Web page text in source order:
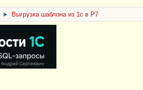
► Выгрузка шаблона из 1с в Р7